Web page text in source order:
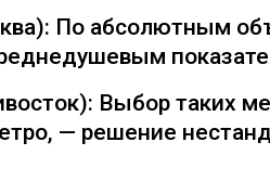
По абсолютным
Выбор таких
— решение